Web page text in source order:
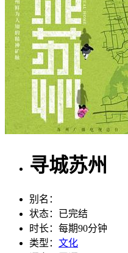
寻城苏州
别名：
状态： 已完结
时长： 每期90分钟
类型： 文化